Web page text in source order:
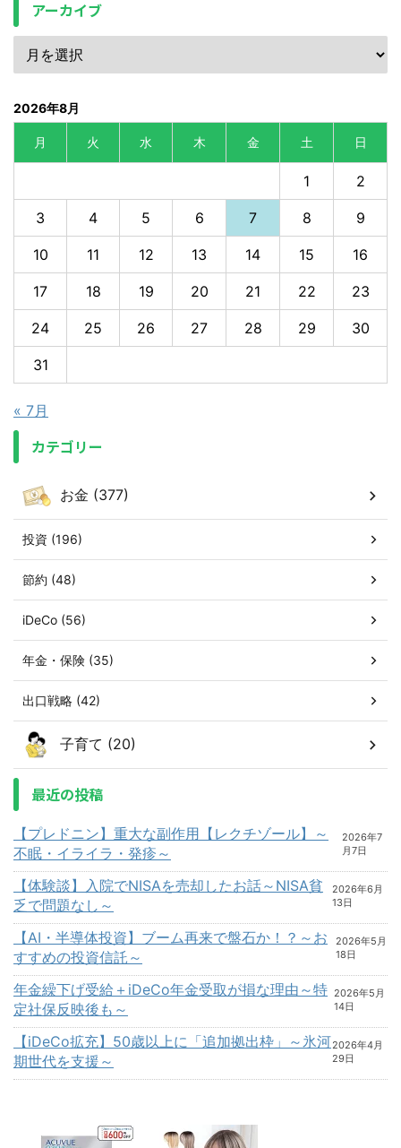
アーカイブ
2026年8月
月 火 水 木 金 土 日
1 2
3 4 5 6 7 8 9
10 11 12 13 14 15 16
17 18 19 20 21 22 23
24 25 26 27 28 29 30
31
« 7月
カテゴリー
お金 (377)
投資 (196)
節約 (48)
iDeCo (56)
年金・保険 (35)
出口戦略 (42)
子育て (20)
最近の投稿
【プレドニン】重大な副作用【レクチゾール】～
不眠・イライラ・発疹～
2026年7
月7日
【体験談】入院でNISAを売却したお話～NISA貧
乏で問題なし～
2026年6月
13日
【AI・半導体投資】ブーム再来で盤石か！？～お
すすめの投資信託～
2026年5月
18日
年金繰下げ受給＋iDeCo年金受取が損な理由～特
定社保反映後も～
2026年5月
14日
【iDeCo拡充】50歳以上に「追加拠出枠」～氷河
期世代を支援～
2026年4月
29日